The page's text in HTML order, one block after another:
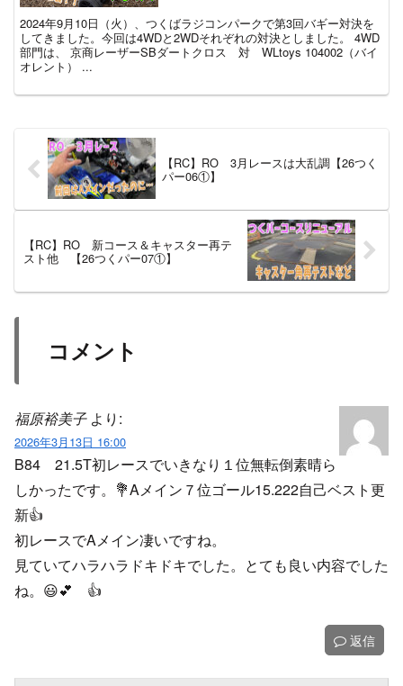
2024年9月10日（火）、つくばラジコンパークで第3回バギー対決を
してきました。今回は4WDと2WDそれぞれの対決としました。 4WD
部門は、 京商レーザーSBダートクロス 対 WLtoys 104002（バイ
オレント） ...
【RC】RO 3月レースは大乱調【26つく
パー06①】
【RC】RO 新コース＆キャスター再テ
スト他 【26つくパー07①】
コメント
福原裕美子 より:
2026年3月13日 16:00
B84 21.5T初レースでいきなり１位無転倒素晴ら
しかったです。💐Aメイン７位ゴール15.222自己ベスト更
新👍️
初レースでAメイン凄いですね。
見ていてハラハラドキドキでした。とても良い内容でした
ね。😃💕 👍️
返信